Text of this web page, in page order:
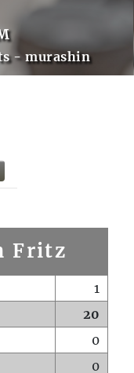
- murashin
Fritz
1
20
0
0